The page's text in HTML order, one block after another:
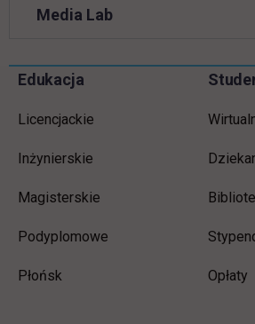
Media Lab
Pomiń
Informacje w stopce
Edukacja
Licencjackie
Inżynierskie
Magisterskie
Podyplomowe
Płońsk Opłaty